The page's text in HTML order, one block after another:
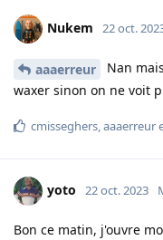
Nukem 22 oct.
aaaerreur
Nan
waxer sinon on ne voit
cmisseghers,aaaerreur
yoto 22 oct. 2023
Bon ce matin, j'ouvre